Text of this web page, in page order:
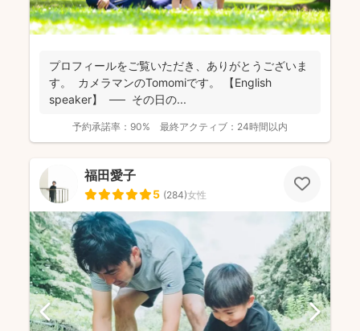
プロフィールをご覧いただき、ありがとうございま
す。 カメラマンのTomomiです。 【English
speaker】 ── その日の...
予約承諾率： 90% 最終アクティブ： 24時間以内
福田愛子
5 (284)女性